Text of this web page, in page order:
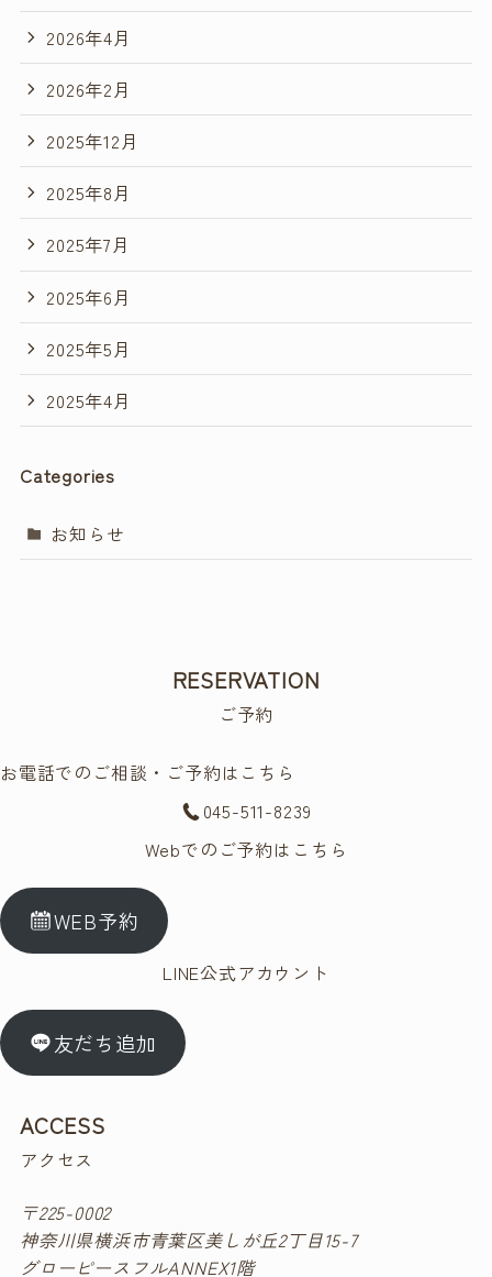
2026年4月
2026年2月
2025年12月
2025年8月
2025年7月
2025年6月
2025年5月
2025年4月
Categories
お知らせ
RESERVATION
ご予約
お電話でのご相談・ご予約はこちら
045-511-8239
Webでのご予約はこちら
WEB予約
LINE公式アカウント
友だち追加
ACCESS
アクセス
〒225-0002
神奈川県横浜市青葉区美しが丘2丁目15-7
グローピースフルANNEX1階